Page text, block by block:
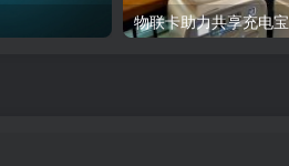
物联卡助力共享充电宝